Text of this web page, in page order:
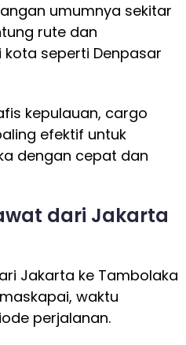
umumnya sekitar
rute dan
seperti Denpasar
kepulauan, cargo
efektif untuk
dengan cepat dan
dari Jakarta
Jakarta ke Tambolaka
waktu
perjalanan.